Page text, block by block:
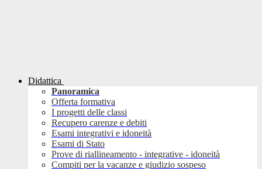
Didattica
Panoramica
Offerta formativa
I progetti delle classi
Recupero carenze e debiti
Esami integrativi e idoneità
Esami di Stato
Prove di riallineamento - integrative - idoneità
Compiti per la vacanze e giudizio sospeso